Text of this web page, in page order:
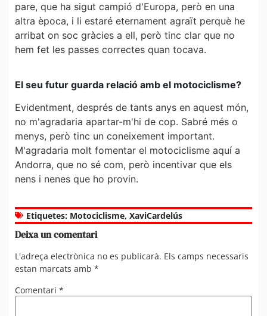
pare, que ha sigut campió d'Europa, però en una
altra època, i li estaré eternament agraït perquè he
arribat on soc gràcies a ell, però tinc clar que no
hem fet les passes correctes quan tocava.
El seu futur guarda relació amb el motociclisme?
Evidentment, després de tants anys en aquest món,
no m'agradaria apartar-m'hi de cop. Sabré més o
menys, però tinc un coneixement important.
M'agradaria molt fomentar el motociclisme aquí a
Andorra, que no sé com, però incentivar que els
nens i nenes que ho provin.
Etiquetes: Motociclisme, XaviCardelús
Deixa un comentari
L'adreça electrònica no es publicarà. Els camps necessaris
estan marcats amb *
Comentari *